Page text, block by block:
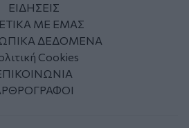
ΕΙΔΗΣΕΙΣ
ΜΕ ΕΜΑΣ
ΔΕΔΟΜΕΝΑ
Cookies